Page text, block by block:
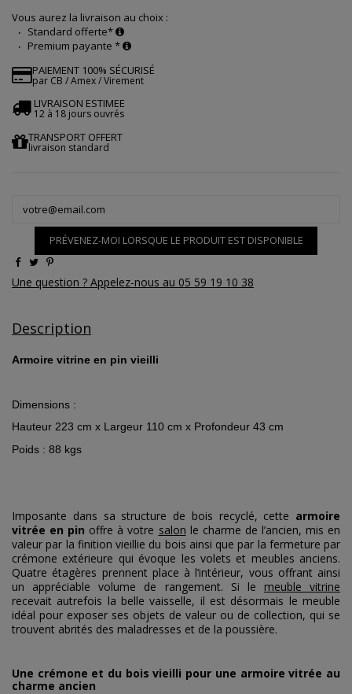
Vous aurez la livraison au choix :
Standard offerte*
Premium payante *
PAIEMENT 100% SÉCURISÉ
par CB / Amex / Virement
LIVRAISON ESTIMEE
12 à 18 jours ouvrés
TRANSPORT OFFERT
livraison standard
PRÉVENEZ-MOI LORSQUE LE PRODUIT EST DISPONIBLE
Une question ? Appelez-nous au 05 59 19 10 38
Description
Armoire vitrine en pin vieilli
Dimensions :
Hauteur 223 cm x Largeur 110 cm x Profondeur 43 cm
Poids : 88 kgs
Imposante dans sa structure de bois recyclé, cette armoire
vitrée en pin offre à votre salon le charme de l’ancien, mis en
valeur par la finition vieillie du bois ainsi que par la fermeture par
crémone extérieure qui évoque les volets et meubles anciens.
Quatre étagères prennent place à l’intérieur, vous offrant ainsi
un appréciable volume de rangement. Si le meuble vitrine
recevait autrefois la belle vaisselle, il est désormais le meuble
idéal pour exposer ses objets de valeur ou de collection, qui se
trouvent abrités des maladresses et de la poussière.
Une crémone et du bois vieilli pour une armoire vitrée au
charme ancien